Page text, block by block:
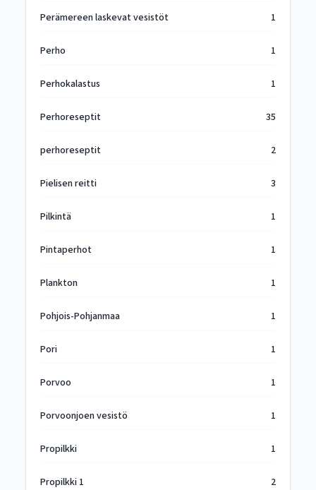
Perämereen laskevat vesistöt 1
Perho 1
Perhokalastus 1
Perhoreseptit 35
perhoreseptit 2
Pielisen reitti 3
Pilkintä 1
Pintaperhot 1
Plankton 1
Pohjois-Pohjanmaa 1
Pori 1
Porvoo 1
Porvoonjoen vesistö 1
Propilkki 1
Propilkki 1 2